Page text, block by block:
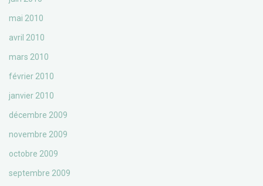
mai 2010
avril 2010
mars 2010
février 2010
janvier 2010
décembre 2009
novembre 2009
octobre 2009
septembre 2009